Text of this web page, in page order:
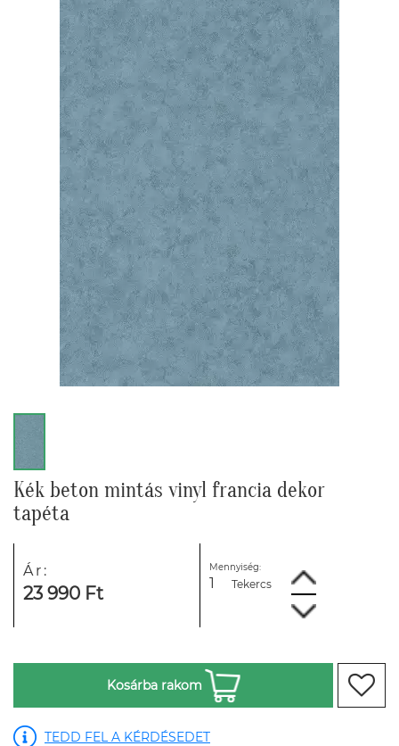
Kék beton mintás vinyl francia dekor
tapéta
Ár:
23 990 Ft
Mennyiség:
Tekercs
Kosárba rakom
TEDD FEL A KÉRDÉSEDET